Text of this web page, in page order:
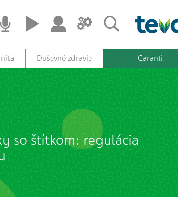
Duševné zdravie Garanti
so štítkom: regulácia